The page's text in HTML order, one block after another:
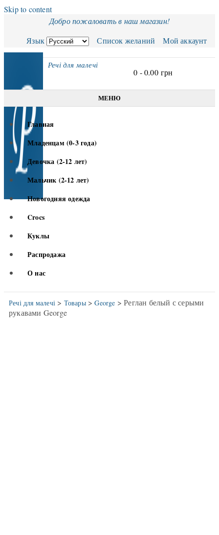
Skip to content
Добро пожаловать в наш магазин!
Язык
Список желаний Мой аккаунт
Речі для малечі
0 -0.00 грн
МЕНЮ
Главная
Младенцам (0-3 года)
Девочка (2-12 лет)
Мальчик (2-12 лет)
Новогодняя одежда
Crocs
Куклы
Распродажа
О нас
Речі для малечі > Товары>George > Реглан белый с серыми
рукавами George